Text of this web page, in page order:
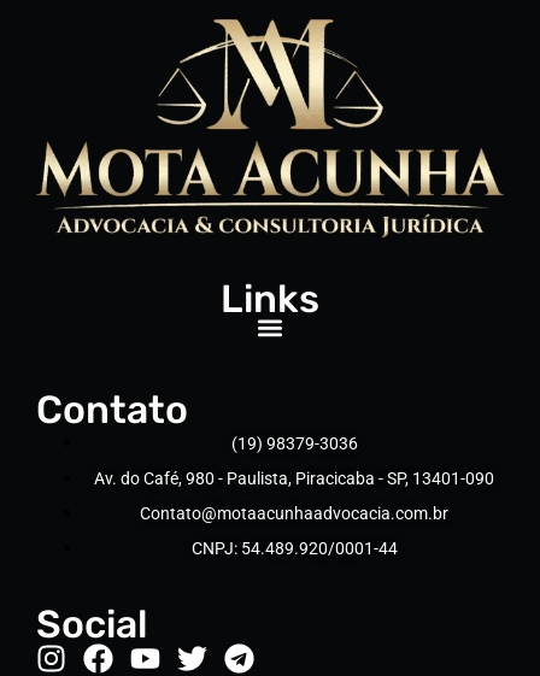
Links
Contato
(19) 98379-3036
Av. do Café, 980 - Paulista, Piracicaba - SP, 13401-090
Contato@motaacunhaadvocacia.com.br
CNPJ: 54.489.920/0001-44
Social